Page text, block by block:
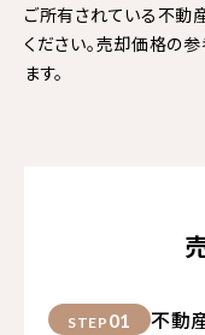
ご所有されている不動
ください。売却価格の
ます。
STEP 01 不動